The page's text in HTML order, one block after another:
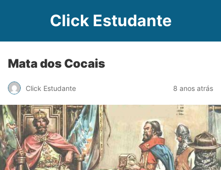
Click Estudante
Mata dos Cocais
Click Estudante 8 anos atrás